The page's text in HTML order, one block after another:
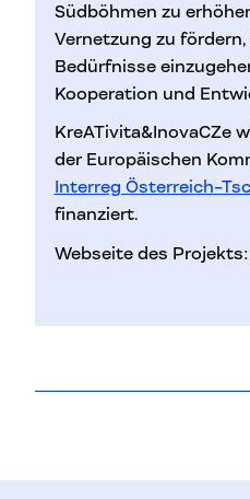
Südböhmen zu
Vernetzung zu
Bedürfnisse
Kooperation und
KreATivita&InovaCZe
der Europäischen
Interreg Österreich-
finanziert.
Webseite des Projekts: